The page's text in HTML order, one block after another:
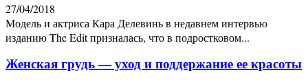
27/04/2018
Модель и актриса Кара Делевинь в недавнем интервью
изданию The Edit призналась, что в подростковом...
Женская грудь — уход и поддержание ее красоты